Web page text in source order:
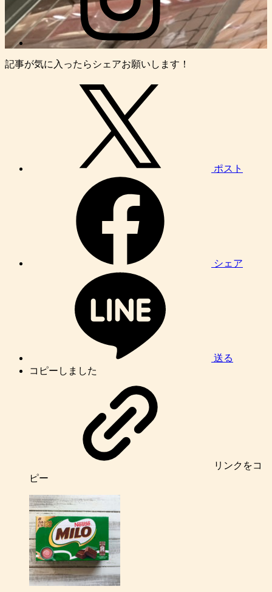
記事が気に入ったらシェアお願いします！
ポスト
シェア
送る
コピーしました
リンク をコ
ピー